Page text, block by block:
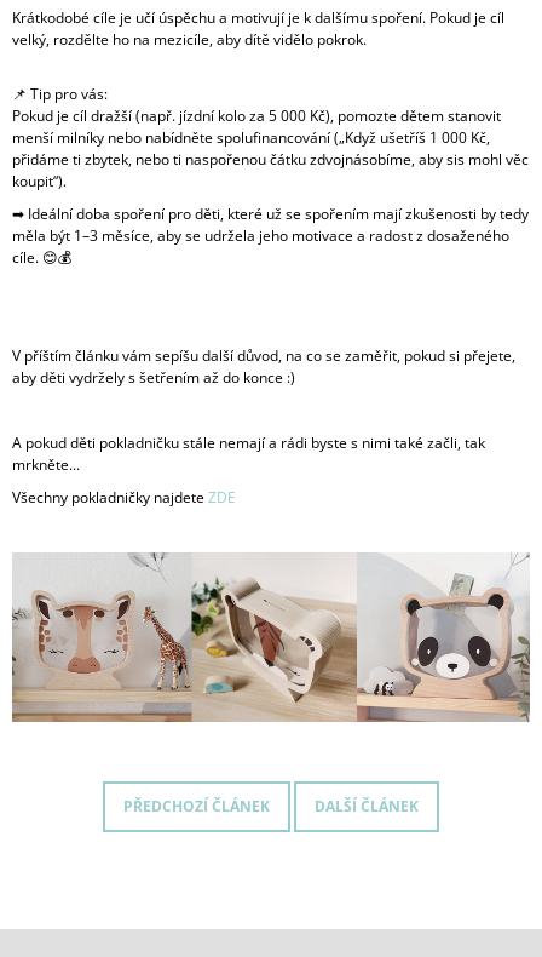
Krátkodobé cíle je učí úspěchu a motivují je k dalšímu spoření. Pokud je cíl
velký, rozdělte ho na mezicíle, aby dítě vidělo pokrok.
📌 Tip pro vás:
Pokud je cíl dražší (např. jízdní kolo za 5 000 Kč), pomozte dětem stanovit
menší milníky nebo nabídněte spolufinancování („Když ušetříš 1 000 Kč,
přidáme ti zbytek, nebo ti naspořenou čátku zdvojnásobíme, aby sis mohl věc
koupit“).
➡ Ideální doba spoření pro děti, které už se spořením mají zkušenosti by tedy
měla být 1–3 měsíce, aby se udržela jeho motivace a radost z dosaženého
cíle. 😊💰
V příštím článku vám sepíšu další důvod, na co se zaměřit, pokud si přejete,
aby děti vydržely s šetřením až do konce :)
A pokud děti pokladničku stále nemají a rádi byste s nimi také začli, tak
mrkněte...
Všechny pokladničky najdeteZDE
PŘEDCHOZÍ ČLÁNEK DALŠÍ ČLÁNEK
SPLNĚNÝCH
SNECH
PDF
KE
STAŽENÍ
ZDARMA
1
Kč